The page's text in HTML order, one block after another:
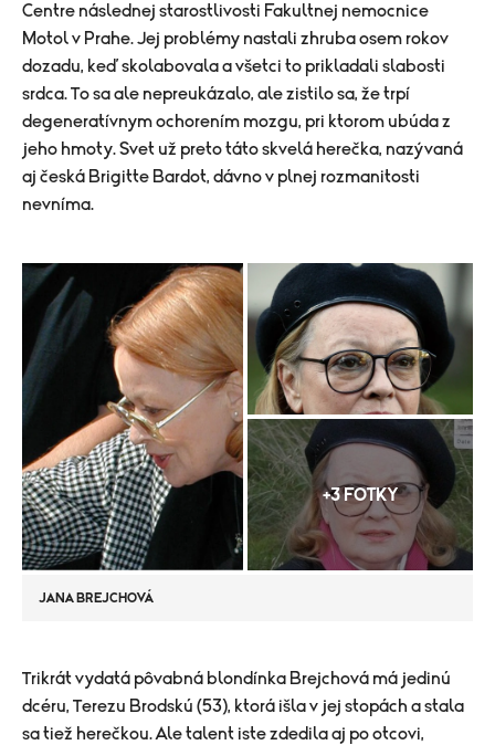
Centre následnej starostlivosti Fakultnej nemocnice
Motol v Prahe. Jej problémy nastali zhruba osem rokov
dozadu, keď skolabovala a všetci to prikladali slabosti
srdca. To sa ale nepreukázalo, ale zistilo sa, že trpí
degeneratívnym ochorením mozgu, pri ktorom ubúda z
jeho hmoty. Svet už preto táto skvelá herečka, nazývaná
aj česká Brigitte Bardot, dávno v plnej rozmanitosti
nevníma.
+3 FOTKY
JANA BREJCHOVÁ
​Trikrát vydatá pôvabná blondínka Brejchová má jedinú
dcéru, Terezu Brodskú (53), ktorá išla v jej stopách a stala
sa tiež herečkou. Ale talent iste zdedila aj po otcovi,